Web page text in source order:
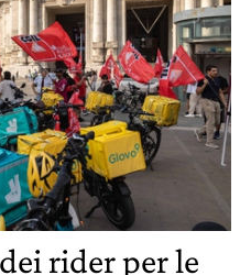
rider per le